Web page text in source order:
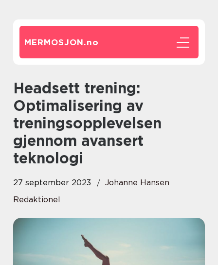
MERMOSJON.no
Headsett trening:
Optimalisering av
treningsopplevelsen
gjennom avansert
teknologi
27 september 2023
Johanne Hansen
Redaktionel